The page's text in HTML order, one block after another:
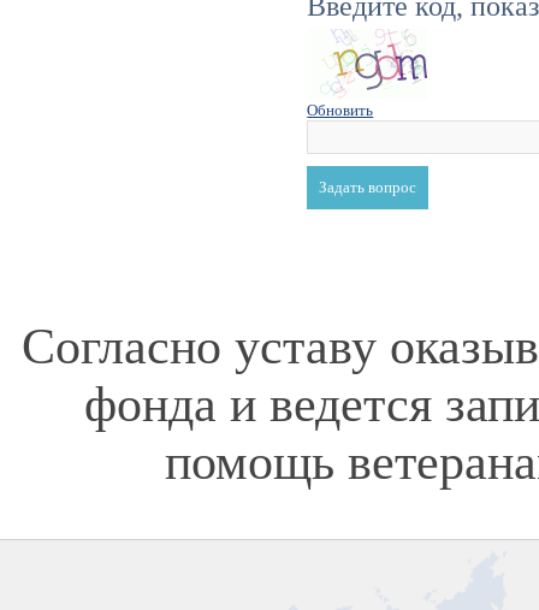
Обновить
Согласно уставу
фонда и ведется
помощь